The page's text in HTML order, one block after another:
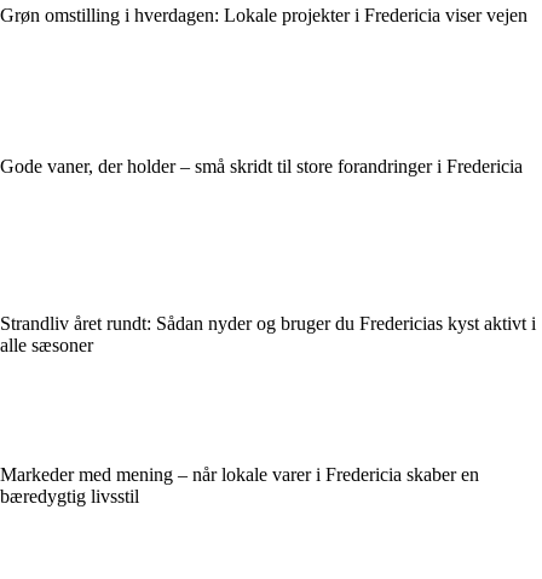
Grøn omstilling i hverdagen: Lokale projekter i Fredericia viser vejen
Gode vaner, der holder – små skridt til store forandringer i Fredericia
Strandliv året rundt: Sådan nyder og bruger du Fredericias kyst aktivt i
alle sæsoner
Markeder med mening – når lokale varer i Fredericia skaber en
bæredygtig livsstil